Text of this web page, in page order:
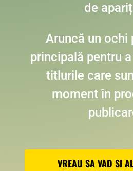
de
Aruncă un ochi
principală pentru
titlurile care
moment în
VREAU SA VAD SI